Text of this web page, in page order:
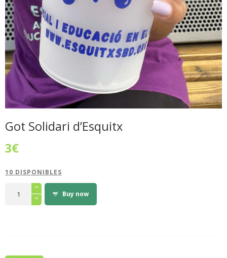
Got Solidari d’Esquitx
3€
10 DISPONIBLES
Solidari
d'Esquitx
cantidad
Buy now